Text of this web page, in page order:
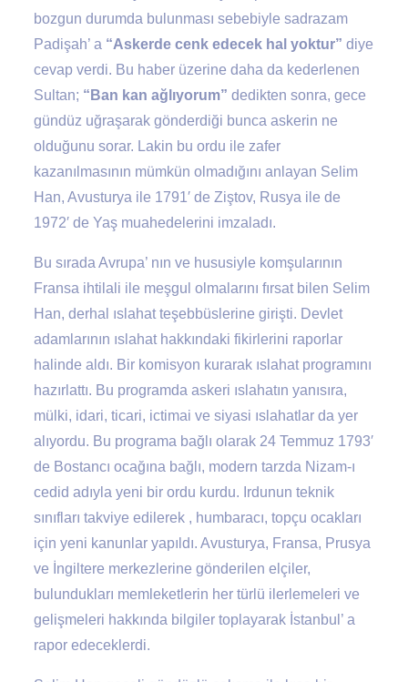
bozgun durumda bulunması sebebiyle sadrazam
Padişah’ a “Askerde cenk edecek hal yoktur” diye
cevap verdi. Bu haber üzerine daha da kederlenen
Sultan; “Ban kan ağlıyorum” dedikten sonra, gece
gündüz uğraşarak gönderdiği bunca askerin ne
olduğunu sorar. Lakin bu ordu ile zafer
kazanılmasının mümkün olmadığını anlayan Selim
Han, Avusturya ile 1791′ de Ziştov, Rusya ile de
1972′ de Yaş muahedelerini imzaladı.
Bu sırada Avrupa’ nın ve hususiyle komşularının
Fransa ihtilali ile meşgul olmalarını fırsat bilen Selim
Han, derhal ıslahat teşebbüslerine girişti. Devlet
adamlarının ıslahat hakkındaki fikirlerini raporlar
halinde aldı. Bir komisyon kurarak ıslahat programını
hazırlattı. Bu programda askeri ıslahatın yanısıra,
mülki, idari, ticari, ictimai ve siyasi ıslahatlar da yer
alıyordu. Bu programa bağlı olarak 24 Temmuz 1793′
de Bostancı ocağına bağlı, modern tarzda Nizam-ı
cedid adıyla yeni bir ordu kurdu. Irdunun teknik
sınıfları takviye edilerek , humbaracı, topçu ocakları
için yeni kanunlar yapıldı. Avusturya, Fransa, Prusya
ve İngiltere merkezlerine gönderilen elçiler,
bulundukları memleketlerin her türlü ilerlemeleri ve
gelişmeleri hakkında bilgiler toplayarak İstanbul’ a
rapor edeceklerdi.